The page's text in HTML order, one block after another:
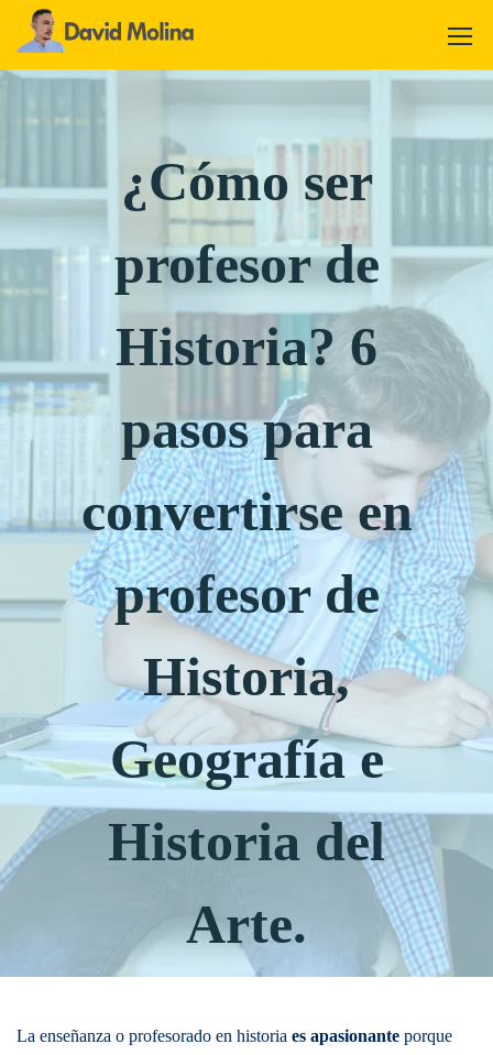
¿Cómo ser
profesor de
Historia? 6
pasos para
convertirse en
profesor de
Historia,
Geografía e
Historia del
Arte.
La enseñanza o profesorado en historia es apasionante porque